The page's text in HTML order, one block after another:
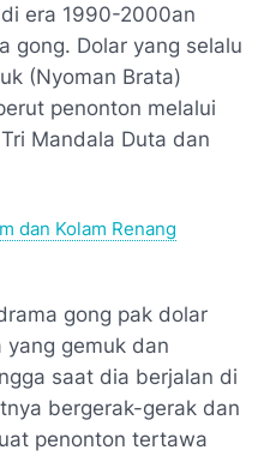
era 1990-2000an
gong. Dolar yang selalu
(Nyoman Brata)
penonton melalui
Mandala Duta dan
dan Kolam Renang
gong pak dolar
gemuk dan
saat dia berjalan di
bergerak-gerak dan
penonton tertawa